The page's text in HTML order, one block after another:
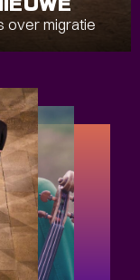
migratie